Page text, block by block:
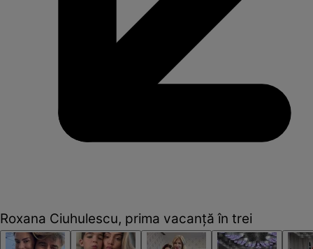
Roxana Ciuhulescu, prima vacanță în trei